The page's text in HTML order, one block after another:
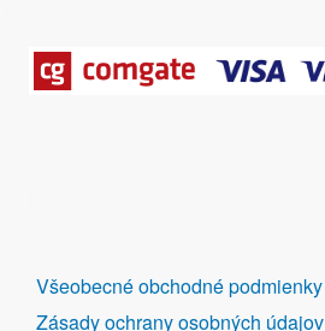
DALŠÍ
ODKAZY
Všeobecné obchodné podmienky
Zásady ochrany osobných údajov